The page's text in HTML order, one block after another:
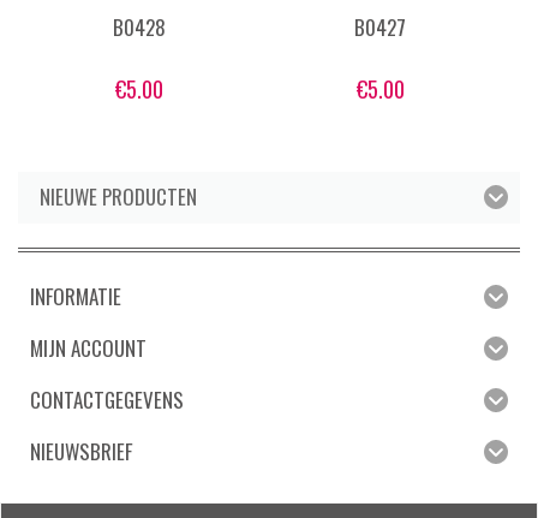
B0428
€5.00
B0427
€5.00
NIEUWE PRODUCTEN
INFORMATIE
MIJN ACCOUNT
CONTACTGEGEVENS
NIEUWSBRIEF